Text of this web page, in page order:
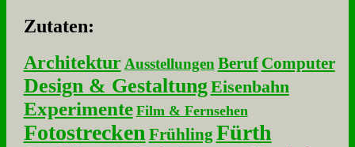
Zu­ta­ten:
Architektur Ausstellungen Beruf Computer
Design & GestaltungEisenbahn
Experimente Film & Fernsehen
Fotostrecken Frühling Fürth